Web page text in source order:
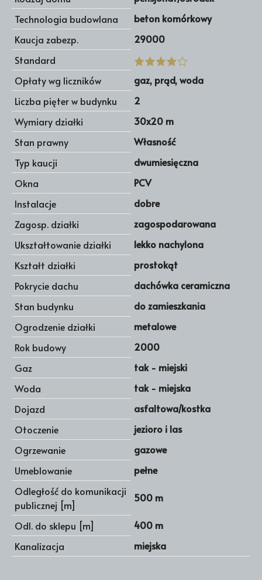
Technologia budowlana
beton komórkowy
Kaucja zabezp.
29000
Standard
Opłaty wg liczników
gaz, prąd, woda
Liczba pięter w budynku
2
Wymiary działki
30x20 m
Stan prawny
Własność
Typ kaucji
dwumiesięczna
Okna
PCV
Instalacje
dobre
Zagosp. działki
zagospodarowana
Ukształtowanie działki
lekko nachylona
Kształt działki
prostokąt
Pokrycie dachu
dachówka ceramiczna
Stan budynku
do zamieszkania
Ogrodzenie działki
metalowe
Rok budowy
2000
Gaz
tak - miejski
Woda
tak - miejska
Dojazd
asfaltowa/kostka
Otoczenie
jezioro i las
Ogrzewanie
gazowe
Umeblowanie
pełne
Odległość do komunikacji
publicznej [m]
500 m
Odl. do sklepu [m]
400 m
Kanalizacja
miejska